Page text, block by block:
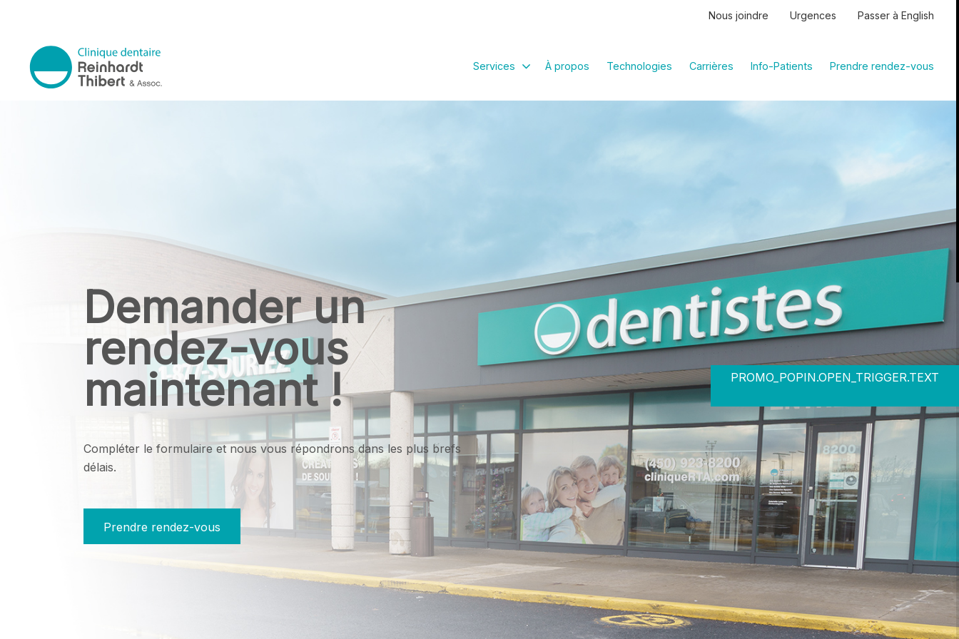
Services À propos Technologies Carrières Info-Patients Prendre rendez-vous
Nous joindre Urgences Passer à English
PROMO_POPIN.OPEN_TRIGGER.TEXT
Demander un
rendez-vous
maintenant !
Compléter le formulaire et nous vous répondrons dans les plus brefs
délais.
Prendre rendez-vous